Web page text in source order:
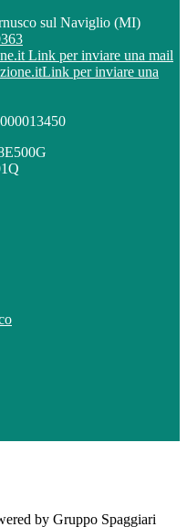
sul Naviglio (MI)
Link per inviare una mail
Link per inviare una
by Gruppo Spaggiari